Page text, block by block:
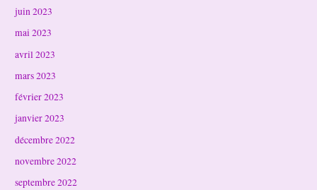
juin 2023
mai 2023
avril 2023
mars 2023
février 2023
janvier 2023
décembre 2022
novembre 2022
septembre 2022